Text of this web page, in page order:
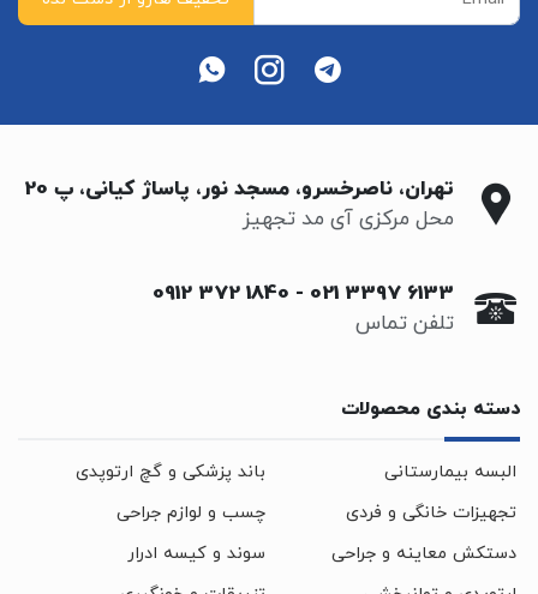
تهران، ناصرخسرو، مسجد نور، پاساژ کیانی، پ 20
محل مرکزی آی مد تجهیز
021 3397 6133
-
0912 372 1840
تلفن تماس
دسته بندی محصولات
البسه بیمارستانی
باند پزشکی و گچ ارتوپدی
تجهیزات خانگی و فردی
چسب و لوازم جراحی
دستکش معاینه و جراحی
سوند و کیسه ادرار